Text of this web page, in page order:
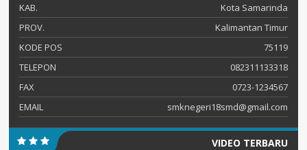
KAB.
Kota Samarinda
PROV.
Kalimantan Timur
KODE POS
75119
TELEPON
082311133318
FAX
0723-1234567
EMAIL
smknegeri18smd@gmail.com
VIDEO TERBARU